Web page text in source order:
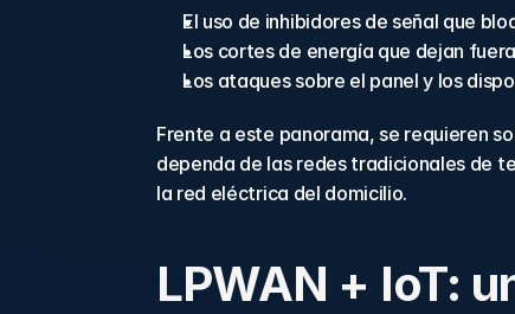
El uso de inhibidores de señal que
Los cortes de energía que dejan
Los ataques sobre el panel y los
Frente a este panorama, se requieren
dependa de las redes tradicionales de
la red eléctrica del domicilio.
LPWAN + IoT: